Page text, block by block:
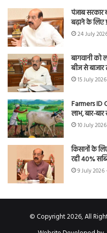
पंजाब सरकार
बढ़ाने के लिए
24 July
बागवानी को
बीज से बाजार
15 July
Farmers ID
लाभ, बार-
10 July
किसानों के
रही 40%
9 July 2026
© Copyright 2026, All